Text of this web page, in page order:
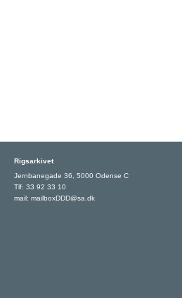
Rigsarkivet
Jernbanegade 36, 5000 Odense C
Tlf: 33 92 33 10
mail: mailboxDDD@sa.dk